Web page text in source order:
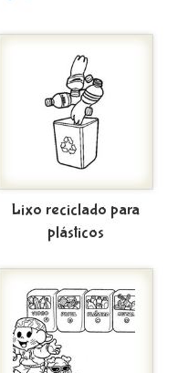
Lixo reciclado para
plásticos